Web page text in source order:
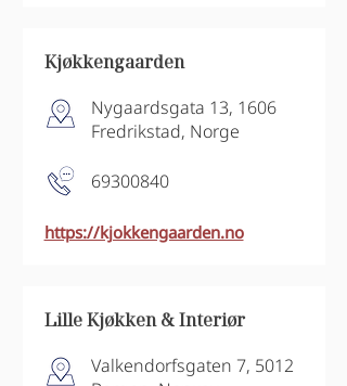
Kjøkkengaarden
Nygaardsgata 13, 1606
Fredrikstad, Norge
69300840
https://kjokkengaarden.no
Lille Kjøkken & Interiør
Valkendorfsgaten 7, 5012